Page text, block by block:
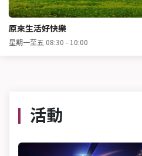
原來生活好快樂
星期一至五 08:30 - 10:00
活動